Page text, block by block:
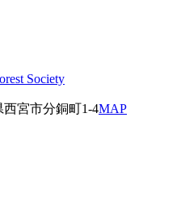
西宮市分銅町1-4MAP